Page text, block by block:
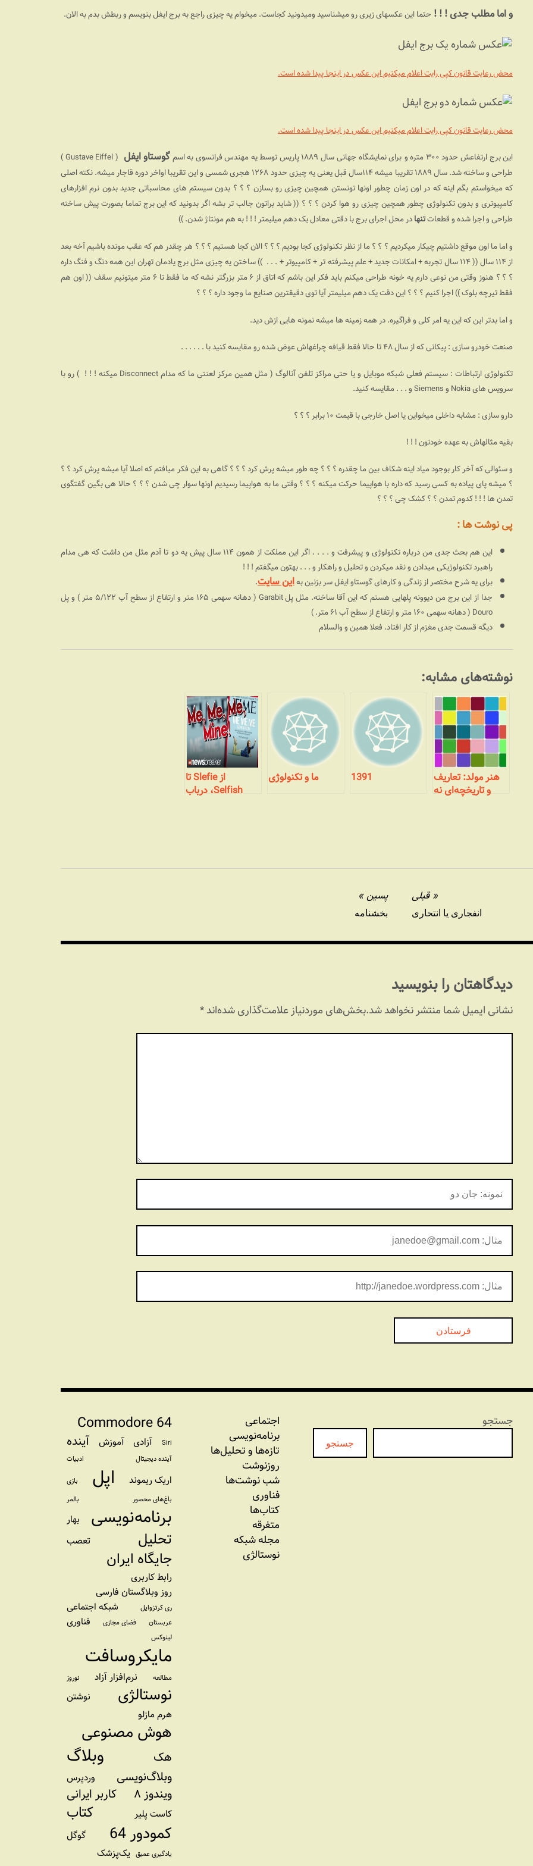
و اما مطلب جدی ! !‌ ! حتما این عکسهای زیری رو میشناسید ومیدونید کجاست. میخوام یه چیزی راجع به برج ایفل بنویسم و ربطش بدم به الان.
محض رعایت قانون کپی رایت اعلام میکنیم این عکس در اینجا پیدا شده است.
محض رعایت قانون کپی رایت اعلام میکنیم این عکس در اینجا پیدا شده است.
این برج ارتفاعش حدود ۳۰۰ متره و برای نمایشگاه جهانی سال ۱۸۸۹ پاریس توسط یه مهندس فرانسوی به اسم گوستاو ایفل ( Gustave Eiffel )
طراحی و ساخته شد. سال ۱۸۸۹ تقریبا میشه ۱۱۴سال قبل یعنی یه چیزی حدود ۱۲۶۸ هجری شمسی و این تقریبا اواخر دوره قاجار میشه. نکته اصلی
که میخواستم بگم اینه که در اون زمان چطور اونها تونستن همچین چیزی رو بسازن ؟ ؟ ؟ بدون سیستم های محاسباتی جدید بدون نرم افزارهای
کامپیوتری و بدون تکنولوژی چطور همچین چیزی رو هوا کردن ؟ ؟ ؟ (( شاید براتون جالب تر بشه اگر بدونید که این برج تماما بصورت پیش ساخته
طراحی و اجرا شده و قطعاتتنهادر محل اجرای برج با دقتی معادل یک دهم میلیمتر ! !‌ ! به هم مونتاژ شدن. ))
و اما ما اون موقع داشتیم چیکار میکردیم ؟ ؟ ؟ ما از نظر تکنولوژی کجا بودیم ؟ ؟ ؟ الان کجا هستیم ؟ ؟ ؟ هر چقدر هم که عقب مونده باشیم آخه بعد
از ۱۱۴ سال (( ۱۱۴ سال تجربه + امکانات جدید + علم پیشرفته تر + کامپیوتر + . . . )) ساختن یه چیزی مثل برج یادمان تهران این همه دنگ و فنگ داره
؟ ؟‌ ؟ هنوز وقتی من نوعی دارم یه خونه طراحی میکنم باید فکر این باشم که اتاق از ۶ متر بزرگتر نشه که ما فقط تا ۶ متر میتونیم سقف (( اون هم
فقط تیرچه بلوک )) اجرا کنیم ؟ ؟ ؟ این دقت یک دهم میلیمتر آیا توی دقیقترین صنایع ما وجود داره ؟ ؟ ؟
و اما بدتر این که این یه امر کلی و فراگیره. در همه زمینه ها میشه نمونه هایی ازش دید.
صنعت خودرو سازی : پیکانی که از سال ۴۸ تا حالا فقط قیافه چراغهاش عوض شده رو مقایسه کنید با . . . . . .
تکنولوژی ارتباطات : سیستم فعلی شبکه موبایل و یا حتی مراکز تلفن آنالوگ ( مثل همین مرکز لعنتی ما که مدام Disconnect میکنه ! !‌ !‌
) رو با
سرویس های Nokia و Siemens و . . . مقایسه کنید.
دارو سازی : مشابه داخلی میخواین یا اصل خارجی با قیمت ۱۰ برابر ؟ ؟‌ ؟
بقیه مثالهاش به عهده خودتون ! ! !
و سئوالی که آخر کار بوجود میاد اینه شکاف بین ما چقدره ؟ ؟ ؟ چه طور میشه پرش کرد ؟ ؟ ؟ گاهی به این فکر میافتم که اصلا آیا میشه پرش کرد ؟ ؟
؟ میشه پای پیاده به کسی رسید که داره با هواپیما حرکت میکنه ؟ ؟ ؟ وقتی ما به هواپیما رسیدیم اونها سوار چی شدن ؟ ؟ ؟‌ حالا هی بگین گفتگوی
تمدن ها ! ! ! کدوم تمدن ؟ ؟ کشک چی ؟ ؟‌ ؟
پی نوشت ها :
این هم بحث جدی من درباره تکنولوژی و پیشرفت و . . . . اگر این مملکت از همون ۱۱۴ سال پیش یه دو تا آدم مثل من داشت که هی مدام
راهبرد تکنولوژیکی میدادن و نقد میکردن و تحلیل و راهکار و . . . بهتون میگفتم ! ! !
برای یه شرح مختصر از زندگی و کارهای گوستاو ایفل سر بزنین بهاین سایت.
جدا از این برج من دیوونه پلهایی هستم که این آقا ساخته. مثل پل Garabit ( دهانه سهمی ۱۶۵ متر و ارتفاع از سطح آب ۵/۱۲۲ متر ) و پل
Douro ( دهانه سهمی ۱۶۰ متر و ارتفاع از سطح آب ۶۱ متر. )
دیگه قسمت جدی مغزم از کار افتاد. فعلا همین و والسلام
نوشته‌های مشابه:
هنر مولد: تعاریف
و تاریخچه‌ای نه
1391 ما و تکنولوژی از Slefie تا
Selfish، درباب
قبلی
انفجاری یا انتحاری
پسین
بخشنامه
دیدگاهتان را بنویسید
نشانی ایمیل شما منتشر نخواهد شد.بخش‌های موردنیاز علامت‌گذاری شده‌اند*
جستجو
جستجو
اجتماعی
برنامه‏‌نویسی
تازه‌‌ها و تحلیل‌ها
روزنوشت
شب نوشت‌ها
فناوری
کتاب‌ها
متفرقه
مجله شبکه
نوستالژی
Commodore 64
Siri آزادی آموزش آینده
آینده دیجیتال ادبیات
اریک ریموند اپل
بازی
باغ‌های محصور
بالمر
برنامه‌نویسی بهار
تحلیل تعصب
جایگاه ایران
رابط کاربری
روز وبلاگستان فارسی
ری کرتزوایل شبکه اجتماعی
عربستان فضای مجازی فناوری
لینوکس
مایکروسافت
مطالعه نرم‌افزار آزاد نوروز
نوستالژی
نوشتن
هرم مازلو
هوش مصنوعی
هک وبلاگ
وبلاگ‌نویسی وردپرس
ویندوز ۸ کاربر ایرانی
کاست پلیر کتاب
کمودور 64 گوگل
یادگیری عمیق یک‌پزشک